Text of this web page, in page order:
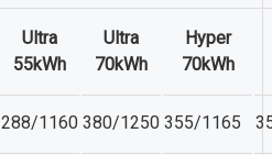
Ultra
55kWh
Ultra
70kWh
Hyper
70kWh
288/1160 380/1250 355/1165